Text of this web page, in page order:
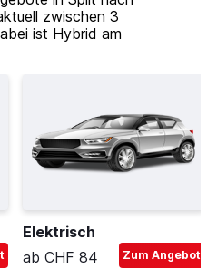
zwischen 3
ist Hybrid am
Elektrisch
ab CHF 84
Zum Angebot